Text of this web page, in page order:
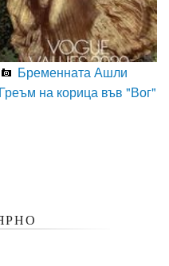
Бременната Ашли
Греъм на корица във "Вог"